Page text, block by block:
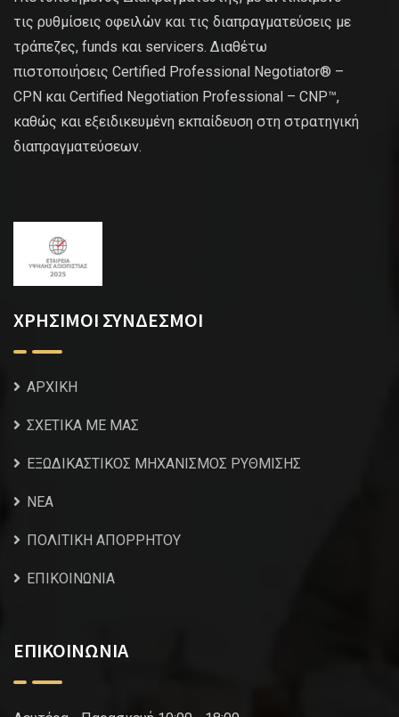
τις ρυθμίσεις οφειλών και τις διαπραγματεύσεις με
τράπεζες, funds και servicers. Διαθέτω
πιστοποιήσεις Certified Professional Negotiator® –
CPN και Certified Negotiation Professional – CNP™,
καθώς και εξειδικευμένη εκπαίδευση στη στρατηγική
διαπραγματεύσεων.
ΧΡΗΣΙΜΟΙ ΣΥΝΔΕΣΜΟΙ
ΑΡΧΙΚΗ
ΣΧΕΤΙΚΑ ΜΕ ΜΑΣ
ΕΞΩΔΙΚΑΣΤΙΚΟΣ ΜΗΧΑΝΙΣΜΟΣ ΡΥΘΜΙΣΗΣ
NEA
ΠΟΛΙΤΙΚΗ ΑΠΟΡΡΗΤΟΥ
ΕΠΙΚΟΙΝΩΝΙΑ
ΕΠΙΚΟΙΝΩΝΙΑ